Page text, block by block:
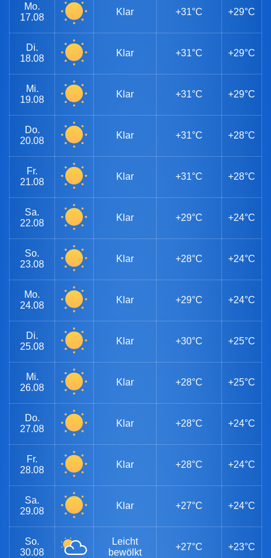
Mo.
17.08
Klar +31°C +29°C
Di.
18.08
Klar +31°C +29°C
Mi.
19.08
Klar +31°C +29°C
Do.
20.08
Klar +31°C +28°C
Fr.
21.08
Klar +31°C +28°C
Sa.
22.08
Klar +29°C +24°C
So.
23.08
Klar +28°C +24°C
Mo.
24.08
Klar +29°C +24°C
Di.
25.08
Klar +30°C +25°C
Mi.
26.08
Klar +28°C +25°C
Do.
27.08
Klar +28°C +24°C
Fr.
28.08
Klar +28°C +24°C
Sa.
29.08
Klar +27°C +24°C
So.
30.08
Leicht
bewölkt
+27°C +23°C